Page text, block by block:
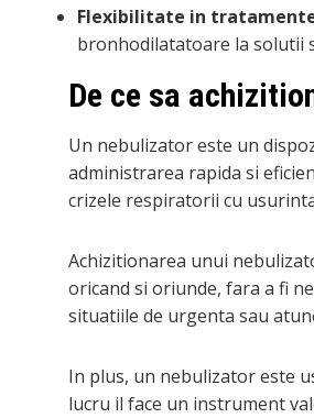
Flexibilitate in
bronhodilatatoare la solutii
De ce sa
Un nebulizator este un
administrarea rapida si
crizele respiratorii cu
Achizitionarea unui
oricand si oriunde, fara a fi
situatiile de urgenta sau
In plus, un nebulizator este
lucru il face un instrument